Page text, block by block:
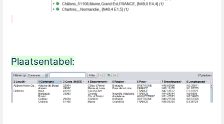
Plaatsentabel: